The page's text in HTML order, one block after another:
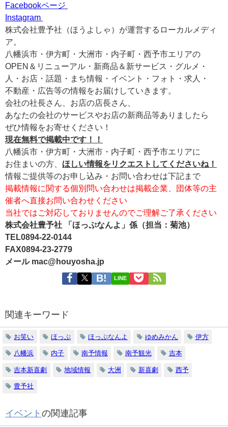
Facebookページ
Instagram
株式会社豊予社（ほうよしゃ）が運営するローカルメディ
ア。
八幡浜市・伊方町・大洲市・内子町・西予市エリアの
OPEN＆リニューアル・新商品＆新サービス・グルメ・
人・お店・話題・まち情報・イベント・フォト・求人・
不動産・広告等の情報をお届けしていきます。
会社の社長さん、お店の店長さん、
あなたの会社のサービスやお店の新商品等ありましたら
ぜひ情報をお寄せください！
現在無料で掲載中です！！
八幡浜市・伊方町・大洲市・内子町・西予市エリアに
お住まいの方、 ほしい情報をリクエストしてくださいね！
情報ご提供等のお申し込み・お問い合わせは下記まで
掲載情報に関する個別問い合わせは掲載企業、団体等の主
催者へ直接お問い合わせください
当社ではご対応しておりませんのでご理解ご了承ください
株式会社豊予社 「ほっぷなんよ」係（担当：菊池）
TEL0894-22-0144
FAX0894-23-2779
メール mac@houyosha.jp
LINE
関連キーワード
お笑い ほっぷ ほっぷなんよ ゆめみかん 伊方
八幡浜 内子 南予情報 南予観光 吉本
吉本新喜劇 地域情報 大洲 新喜劇 西予
豊予社
イベント の関連記事